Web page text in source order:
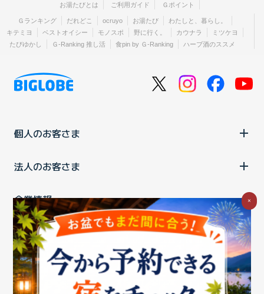
お湯たびとは ご利用ガイド Ｇポイント
Ｇランキング だれどこ ocruyo お湯たび
わたしと、暮らし。
キテミヨ
ベストオイシー モノスポ 野に行く。 カウナラ
ミツケヨ
たびゆかし
Ｇ-Ranking 推し活 食pin by Ｇ-Ranking ハーブ酒のススメ
個人のお客さま
法人のお客さま
企業情報
ご利用中の方
お問い合わせ消費税の表示 ウェブアクセシビリティの取り組み
個人情報保護ポリシープライバシーポータル
Cookieポリシー
×